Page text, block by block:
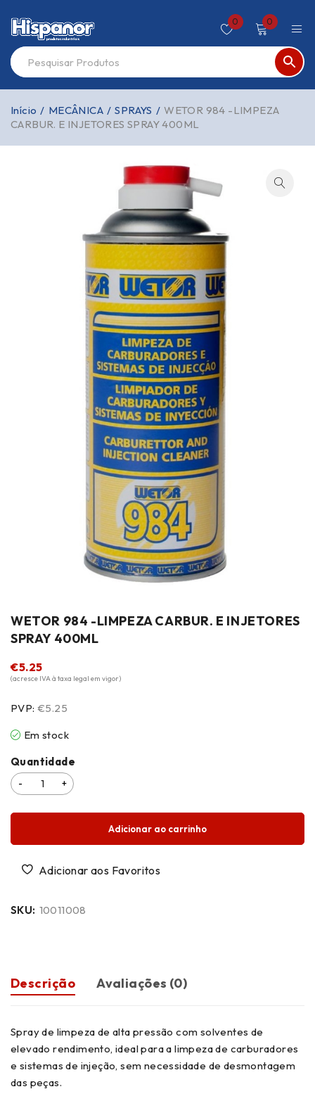
0 0
Início / MECÂNICA / SPRAYS / WETOR 984 -LIMPEZA
CARBUR. E INJETORES SPRAY 400ML
WETOR 984 -LIMPEZA CARBUR. E INJETORES
SPRAY 400ML
€5.25
(acresce IVA à taxa legal em vigor)
PVP: €5.25
Em stock
Quantidade
Adicionar ao carrinho
SKU: 10011008
Descrição Avaliações (0)
Spray de limpeza de alta pressão com solventes de
elevado rendimento, ideal para a limpeza de carburadores
e sistemas de injeção, sem necessidade de desmontagem
das peças.